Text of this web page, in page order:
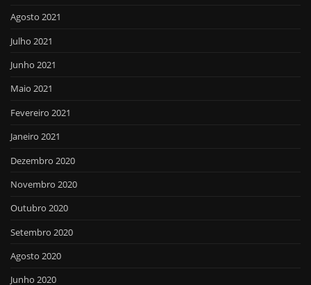
Agosto 2021
Julho 2021
Junho 2021
Maio 2021
Fevereiro 2021
Janeiro 2021
Dezembro 2020
Novembro 2020
Outubro 2020
Setembro 2020
Agosto 2020
Junho 2020